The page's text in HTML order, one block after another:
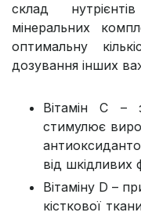
склад
мінеральних
оптимальну
дозування інших
Вітамін С –
стимулює
від шкідливих
Вітаміну D –
кісткової